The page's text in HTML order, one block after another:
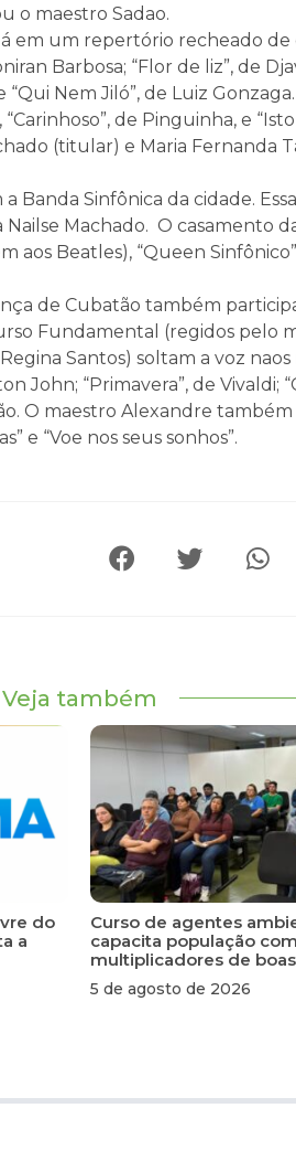
o maestro Sadao.
em um repertório recheado de
Barbosa; “Flor de liz”, de
Nem Jiló”, de Luiz
de Pinguinha, e
(titular) e Maria Fernanda
Banda Sinfônica da cidade.
Machado. O casamento
Beatles), “Queen
de Cubatão também
Fundamental (regidos pelo
Santos) soltam a voz
John; “Primavera”, de Vivaldi;
O maestro Alexandre também
e “Voe nos seus sonhos”.
Veja também
do
a
Curso de agentes
capacita população
multiplicadores de
5 de agosto de 2026